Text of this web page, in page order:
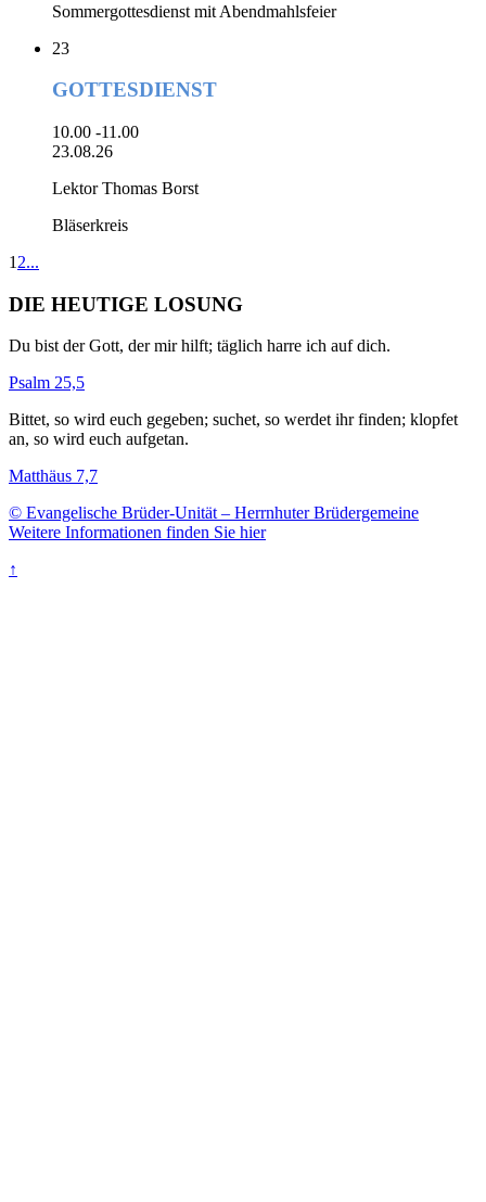
Sommergottesdienst mit Abendmahlsfeier
23
GOTTESDIENST
10.00 -11.00
23.08.26
Lektor Thomas Borst
Bläserkreis
1 2...
DIE HEUTIGE LOSUNG
Du bist der Gott, der mir hilft; täglich harre ich auf dich.
Psalm 25,5
Bittet, so wird euch gegeben; suchet, so werdet ihr finden; klopfet
an, so wird euch aufgetan.
Matthäus 7,7
© Evangelische Brüder-Unität – Herrnhuter Brüdergemeine
Weitere Informationen finden Sie hier
↑